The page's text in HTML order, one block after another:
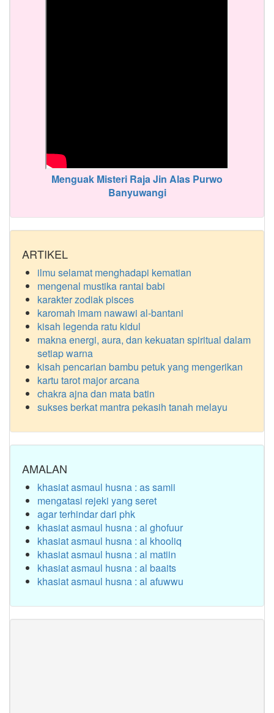
Menguak Misteri Raja Jin Alas Purwo
Banyuwangi
ARTIKEL
ilmu selamat menghadapi kematian
mengenal mustika rantai babi
karakter zodiak pisces
karomah imam nawawi al-bantani
kisah legenda ratu kidul
makna energi, aura, dan kekuatan spiritual dalam
setiap warna
kisah pencarian bambu petuk yang mengerikan
kartu tarot major arcana
chakra ajna dan mata batin
sukses berkat mantra pekasih tanah melayu
AMALAN
khasiat asmaul husna : as samii
mengatasi rejeki yang seret
agar terhindar dari phk
khasiat asmaul husna : al ghofuur
khasiat asmaul husna : al khooliq
khasiat asmaul husna : al matiin
khasiat asmaul husna : al baaits
khasiat asmaul husna : al afuwwu